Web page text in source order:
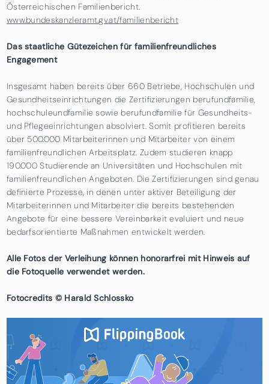
Österreichischen Familienbericht.
www.bundeskanzleramt.gv.at/familienbericht
Das staatliche Gütezeichen für familienfreundliches
Engagement
Insgesamt haben bereits über 660 Betriebe, Hochschulen und
Gesundheitseinrichtungen die Zertifizierungen berufundfamilie,
hochschuleundfamilie sowie berufundfamilie für Gesundheits-
und Pflegeeinrichtungen absolviert. Somit profitieren bereits
über 500.000 Mitarbeiterinnen und Mitarbeiter von einem
familienfreundlichen Arbeitsplatz. Zudem studieren knapp
190.000 Studierende an Universitäten und Hochschulen mit
familienfreundlichen Angeboten. Die Zertifizierungen sind genau
definierte Prozesse, in denen unter aktiver Beteiligung der
Mitarbeiterinnen und Mitarbeiter die bereits bestehenden
Angebote für eine bessere Vereinbarkeit evaluiert und neue
bedarfsorientierte Maßnahmen entwickelt werden.
Alle Fotos der Verleihung können honorarfrei mit Hinweis auf
die Fotoquelle verwendet werden.
Fotocredits © Harald Schlossko